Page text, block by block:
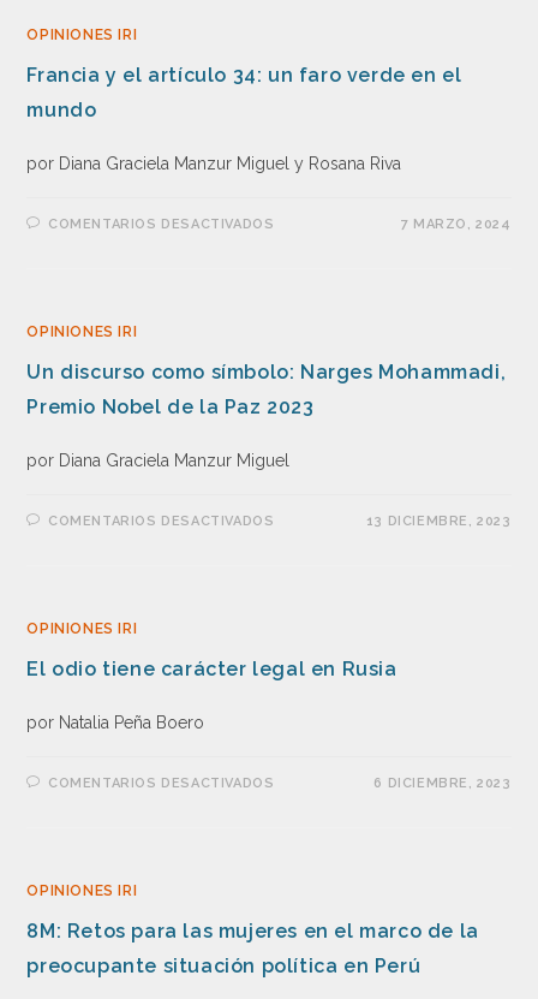
OPINIONES IRI
Francia y el artículo 34: un faro verde en el
mundo
por Diana Graciela Manzur Miguel y Rosana Riva
COMENTARIOS DESACTIVADOS 7 MARZO, 2024
OPINIONES IRI
Un discurso como símbolo: Narges Mohammadi,
Premio Nobel de la Paz 2023
por Diana Graciela Manzur Miguel
COMENTARIOS DESACTIVADOS 13 DICIEMBRE, 2023
OPINIONES IRI
El odio tiene carácter legal en Rusia
por Natalia Peña Boero
COMENTARIOS DESACTIVADOS 6 DICIEMBRE, 2023
OPINIONES IRI
8M: Retos para las mujeres en el marco de la
preocupante situación política en Perú